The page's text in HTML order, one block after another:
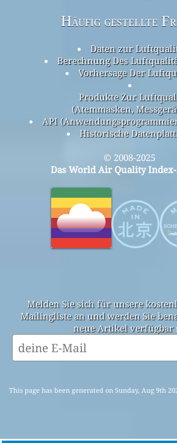
Häufig gestellte
Daten zur
Berechnung Des
Vorhersage Der
Produkte Zur
(Atemmasken,
API
Historische
© 2008-2025
Das World Air Quality
Melden Sie sich für unsere
Mailingliste an und werden Sie
neue Artikel verfügbar
This page has been generated on Sunday, Aug 9th